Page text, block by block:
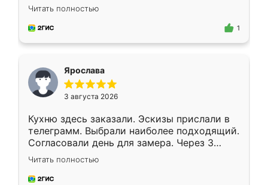
короткие сроки изготовления. Приехавший
для замера сотрудник Владислав
предложил по моему эскизу самый
Читать полностью
1
Ярослава
3 августа 2026
Кухню здесь заказали. Эскизы прислали в
телеграмм. Выбрали наиболее подходящий.
Согласовали день для замера. Через 3
недели кухня была уже готова. Остались
довольны работой. Спасибо Ренессанс
мебель за качественную работу!
Читать полностью